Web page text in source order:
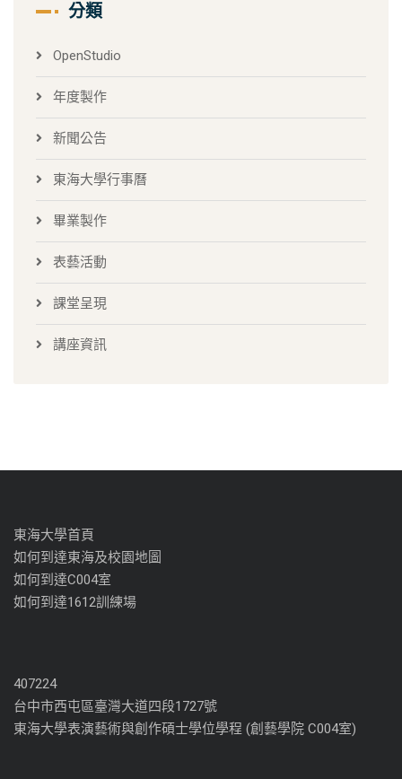
分類
OpenStudio
年度製作
新聞公告
東海大學行事曆
畢業製作
表藝活動
課堂呈現
講座資訊
東海大學首頁
如何到達東海及校園地圖
如何到達C004室
如何到達1612訓練場
407224
台中市西屯區臺灣大道四段1727號
東海大學表演藝術與創作碩士學位學程 (創藝學院 C004室)